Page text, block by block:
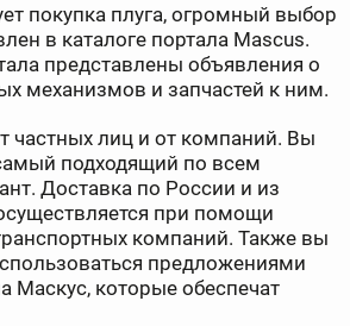
покупка плуга, огромный выбор
в каталоге портала Mascus.
представлены объявления о
механизмов и запчастей к ним.
частных лиц и от компаний. Вы
подходящий по всем
Доставка по России и из
при помощи
компаний. Также вы
предложениями
Маскус, которые обеспечат